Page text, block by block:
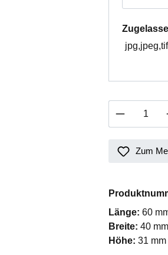
Produkt
Zum
Länge: 60
Breite: 40 mm
Höhe: 31 mm